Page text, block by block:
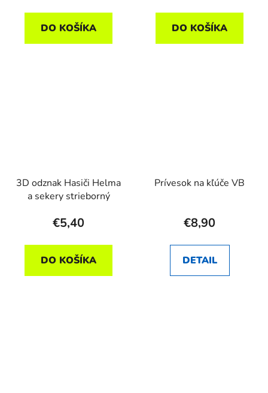
DO KOŠÍKA DO KOŠÍKA
3D odznak Hasiči Helma
a sekery strieborný
€5,40
DO KOŠÍKA
Prívesok na kľúče VB
€8,90
DETAIL